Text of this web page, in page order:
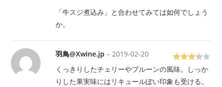
「牛スジ煮込み」と合わせてみては如何でしょう
か。
5段階
で3の
羽鳥@Xwine.jp– 2019-02-20
くっきりしたチェリーやプルーンの風味。しっか
りした果実味にはリキュールぽい印象も受ける。